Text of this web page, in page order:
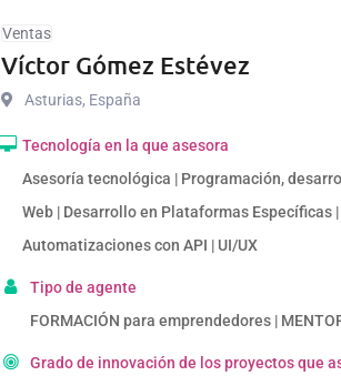
Ventas
Víctor Gómez Estévez
Asturias, España
Tecnología en la que asesora
Asesoría tecnológica | Programación,
Web | Desarrollo en Plataformas Específicas
Automatizaciones con API | UI/UX
Tipo de agente
FORMACIÓN para emprendedores |
Grado de innovación de los proyectos que